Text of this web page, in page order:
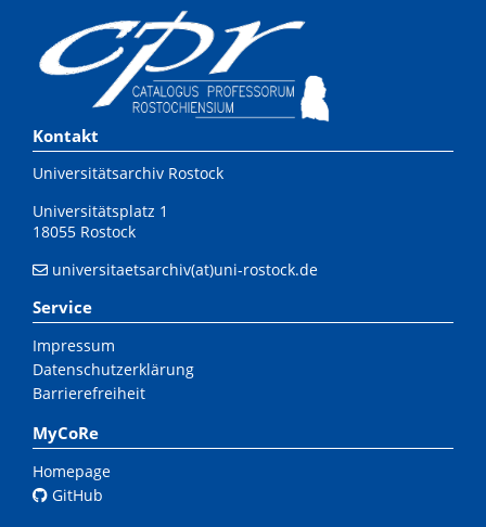
Kontakt
Universitätsarchiv Rostock
Universitätsplatz 1
18055 Rostock
universitaetsarchiv(at)uni-rostock.de
Service
Impressum
Datenschutzerklärung
Barrierefreiheit
MyCoRe
Homepage
GitHub